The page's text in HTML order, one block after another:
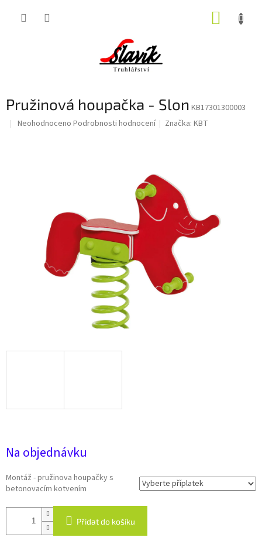
Pružinová houpačka - Slon KB17301300003
Průměrné
Neohodnoceno Podrobnosti hodnocení Značka:KBT
Na objednávku
Montáž - pružinova houpačky s
betonovacím kotvením
Přidat do košíku